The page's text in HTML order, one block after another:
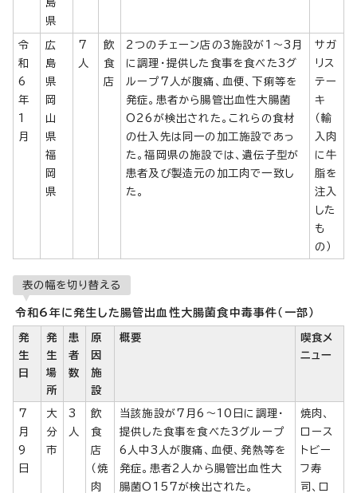
県
令
和
6
年
1
月
広
島
県
岡
山
県
福
岡
県
7
人
飲
食
店
2つのチェーン店の3施設が1～3月
に調理・提供した食事を食べた3グ
ループ7人が腹痛、血便、下痢等を
発症。患者から腸管出血性大腸菌
O26が検出された。これらの食材
の仕入先は同一の加工施設であっ
た。福岡県の施設では、遺伝子型が
患者及び製造元の加工肉で一致し
た。
サガ
リス
テー
キ
（輸
入肉
に牛
脂を
注入
した
も
の）
表の幅を切り替える
令和6年に発生した腸管出血性大腸菌食中毒事件（一部）
発
生
日
発
生
場
所
患
者
数
原
因
施
設
概要
喫食メ
ニュー
7
月
9
日
大
分
市
3
人
飲
食
店
（焼
肉
当該施設が7月6～10日に調理・
提供した食事を食べた3グループ
6人中3人が腹痛、血便、発熱等を
発症。患者2人から腸管出血性大
腸菌O157が検出された。
焼肉、
ロース
トビー
フ寿
司、ロ